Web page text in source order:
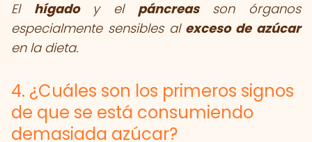
El hígadoy el páncreasson órganos
especialmente sensibles al exceso de azúcar
en la dieta.
4. ¿Cuáles son los primeros signos
de que se está consumiendo
demasiada azúcar?